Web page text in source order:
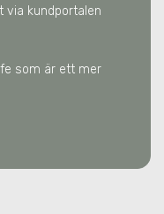
via kundportalen
som är ett mer